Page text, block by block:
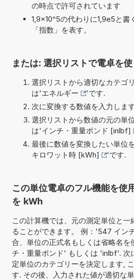
の時点で許可されています
1,9×10^5の代わりに1,9e5と
「指数」を表す。
または: 選択リストで電卓を使
選択リストから適切なカテゴ
は'エネルギー
'です.
次に変換する数値を入力しま
選択リストから数値の元の単
は'インチ・重量ポンド [inlbf]
最後に数値を変換したい単位
キロワット時 [kWh]
'です.
この単位電卓のフル機能を使
を kWh
この計算機では、元の測定単位と
ることができます。 例：'547 イン
合、単位の正式名もしくは省略名
チ・重量ポンド' もしくは 'inlbf'. 次
定単位のカテゴリーを決定します,
す. その後、入力された値が適切な